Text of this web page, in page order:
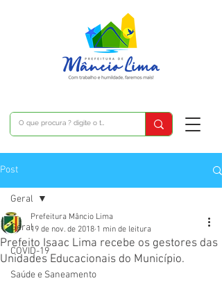
Post
Geral
COVID-19
Saúde e Saneamento
Geral
Prefeito Isaac Lima recebe os gestores das
Unidades Educacionais do Município.
Prefeitura Mâncio Lima
19 de nov. de 2018 1 min de leitura